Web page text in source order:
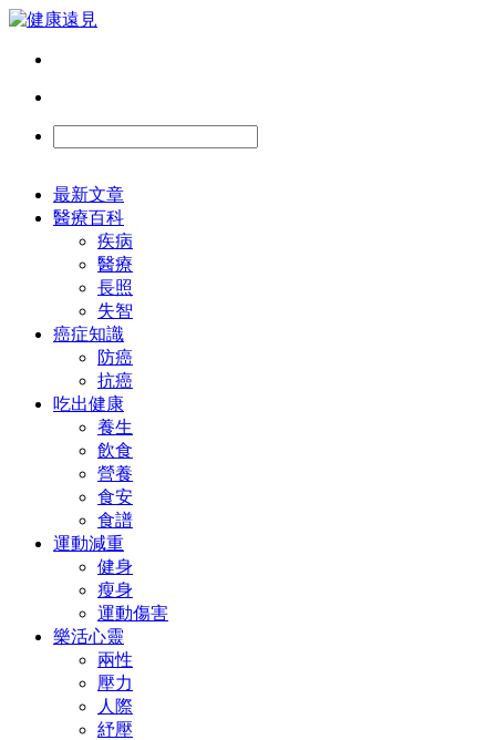
最新文章
醫療百科
疾病
醫療
長照
失智
癌症知識
防癌
抗癌
吃出健康
養生
飲食
營養
食安
食譜
運動減重
健身
瘦身
運動傷害
樂活心靈
兩性
壓力
人際
紓壓